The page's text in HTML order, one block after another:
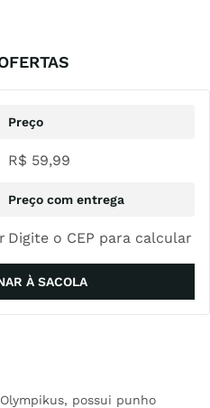
R$ 59,99
Digite o CEP para calcular
À SACOLA
possui punho